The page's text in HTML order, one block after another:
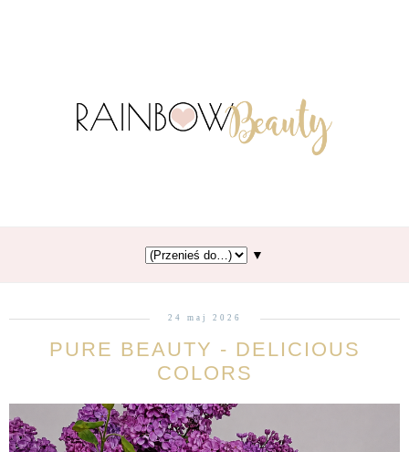
▼
24 maj 2026
PURE BEAUTY - DELICIOUS
COLORS